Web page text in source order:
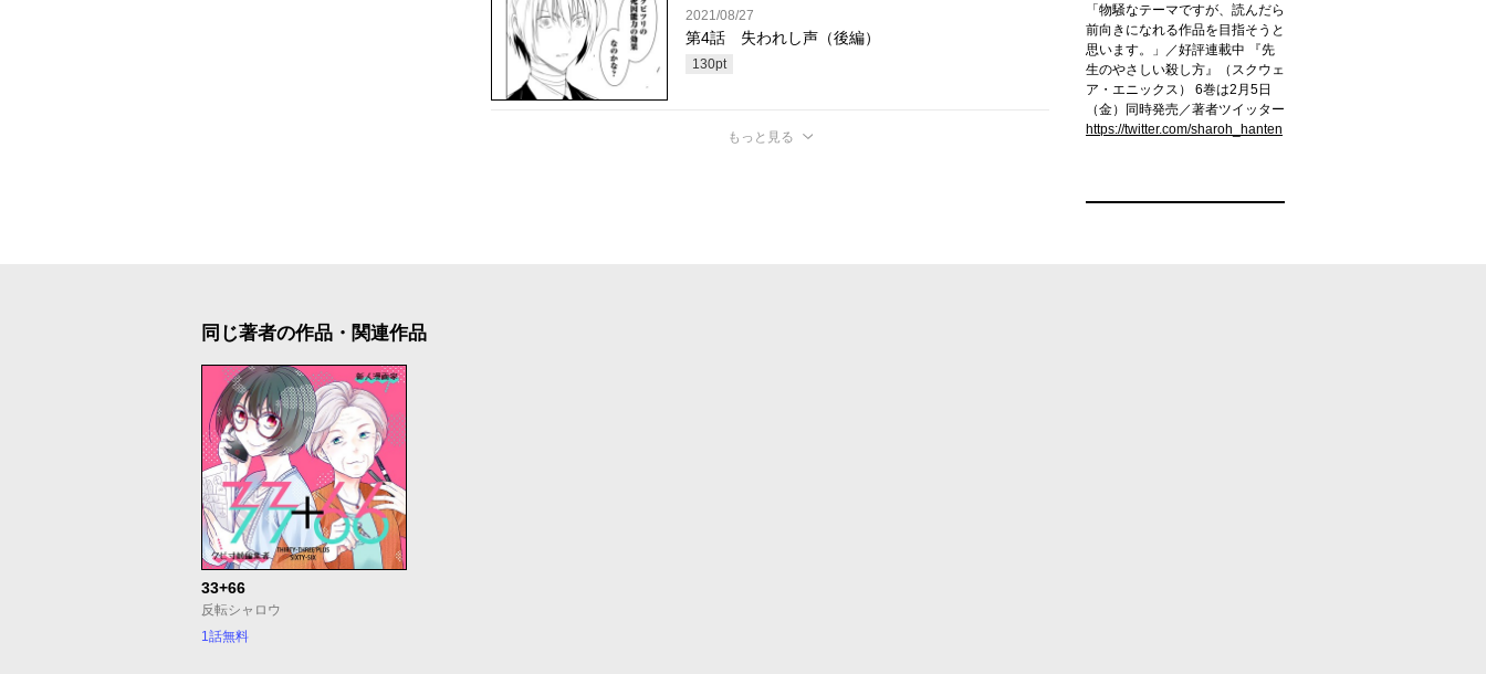
2021/08/27
第4話 失われし声（後編）
130pt
もっと見る
「物騒なテーマですが、読んだら
前向きになれる作品を目指そうと
思います。」／好評連載中 『先
生のやさしい殺し方』（スクウェ
ア・エニックス） 6巻は2月5日
（金）同時発売／著者ツイッター
https://twitter.com/sharoh_hanten
同じ著者の作品・関連作品
33+66
反転シャロウ
1話無料